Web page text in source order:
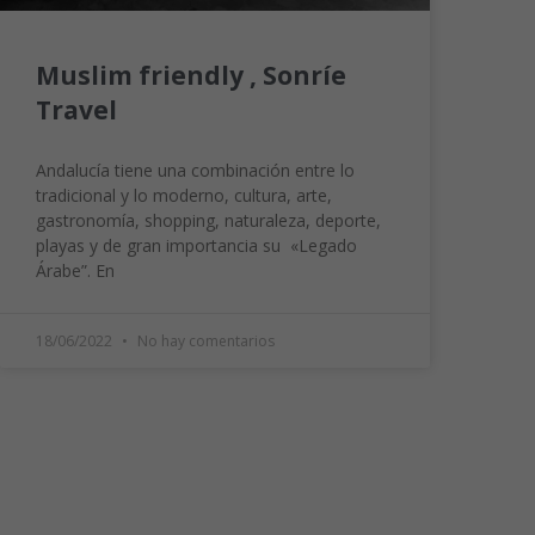
Muslim friendly , Sonríe
Travel
Andalucía tiene una combinación entre lo
tradicional y lo moderno, cultura, arte,
gastronomía, shopping, naturaleza, deporte,
playas y de gran importancia su «Legado
Árabe”. En
18/06/2022 No hay comentarios